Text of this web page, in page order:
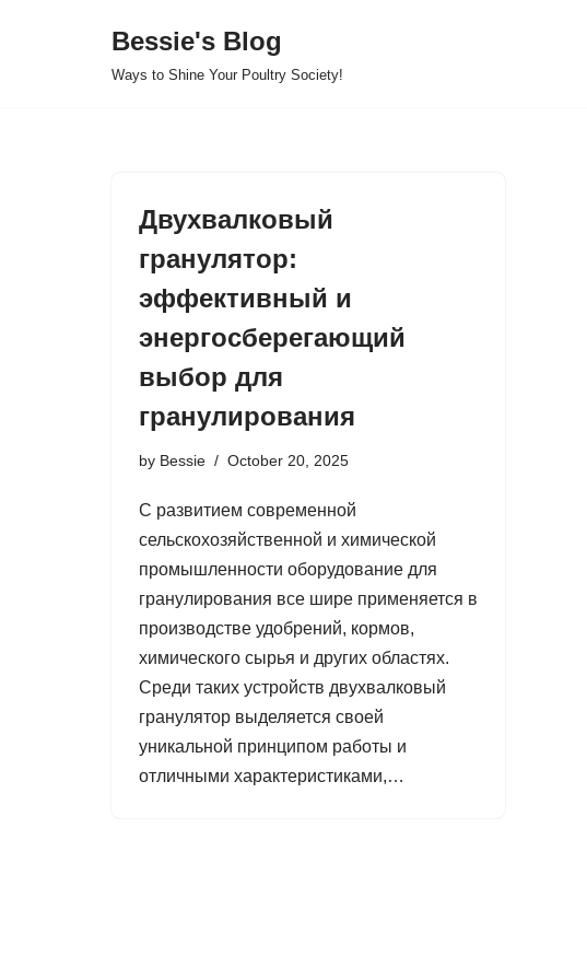
Bessie's Blog
Ways to Shine Your Poultry Society!
Двухвалковый
гранулятор:
эффективный и
энергосберегающий
выбор для
гранулирования
by Bessie October 20, 2025
С развитием современной
сельскохозяйственной и химической
промышленности оборудование для
гранулирования все шире применяется в
производстве удобрений, кормов,
химического сырья и других областях.
Среди таких устройств двухвалковый
гранулятор выделяется своей
уникальной принципом работы и
отличными характеристиками,…